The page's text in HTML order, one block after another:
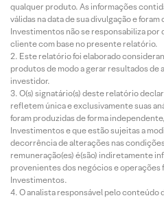
qualquer produto. As informações
válidas na data de sua divulgação e
Investimentos não se responsabiliza por
cliente com base no presente relatório.
Este relatório foi elaborado
produtos de modo a gerar resultados de
investidor.
O(s) signatário(s) deste relatório
refletem única e exclusivamente suas
foram produzidas de forma
Investimentos e que estão sujeitas a
decorrência de alterações nas
remuneração(es) é(são) indiretamente
provenientes dos negócios e operações
Investimentos.
O analista responsável pelo